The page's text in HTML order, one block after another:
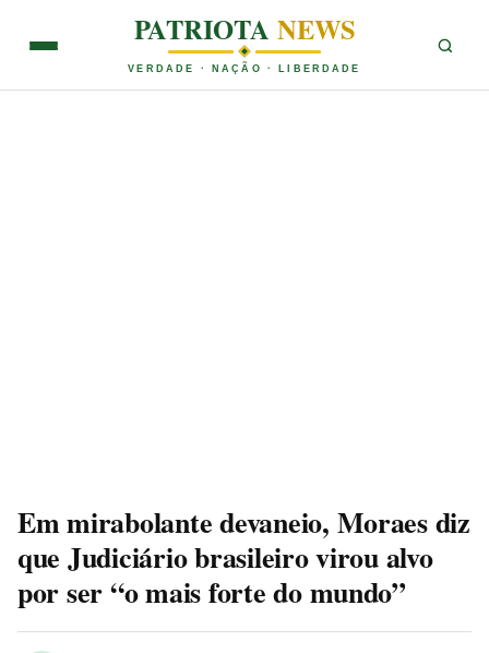
PATRIOTANEWS
VERDADE · NAÇÃO · LIBERDADE
Em mirabolante devaneio, Moraes diz
que Judiciário brasileiro virou alvo
por ser “o mais forte do mundo”